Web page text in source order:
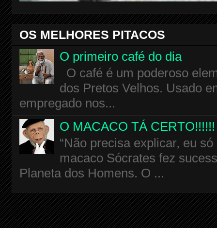
OS MELHORES PITACOS
O primeiro café do dia
O café é um poderoso
dos Pretos Velhos. Usado
empregado nos...
O MACACO TÁ CERTO!!!!!!
“Não precisa explicar, eu
macaco Sócrates fez
Planeta dos Homens. O ...